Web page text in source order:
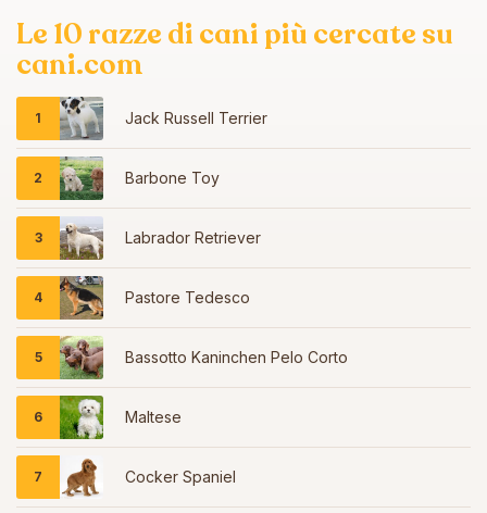
Le 10 razze di cani più cercate su
cani.com
Jack Russell Terrier
Barbone Toy
Labrador Retriever
Pastore Tedesco
Bassotto Kaninchen Pelo Corto
Maltese
Cocker Spaniel